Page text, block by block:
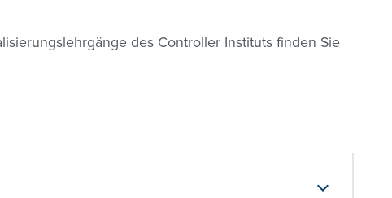
des Controller Instituts finden Sie